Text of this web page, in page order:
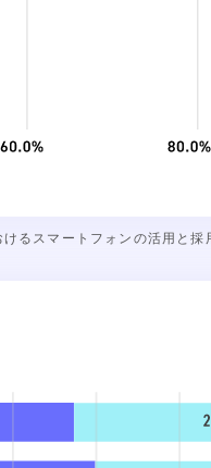
スマートフォンの活用と採